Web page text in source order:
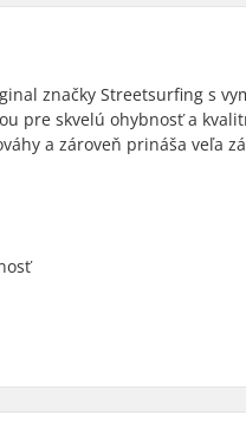
značky Streetsurfing s
pre skvelú ohybnosť a
a zároveň prináša veľa